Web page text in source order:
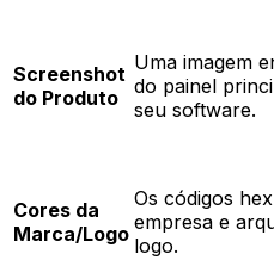
Screenshot
do Produto
Uma imagem
do painel
seu software.
Cores da
Marca/Logo
Os códigos
empresa e
logo.